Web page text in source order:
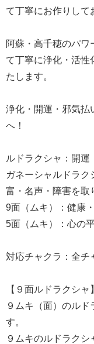
て丁寧にお作りして
阿蘇・高千穂のパワ
て丁寧に浄化・活性
たします。
浄化・開運・邪気払
へ！
ルドラクシャ：開運
ガネーシャルドラク
富・名声・障害を取
9面（ムキ）：健康
5面（ムキ）：心の
対応チャクラ：全チ
【９面ルドラクシャ】
９ムキ（面）のル
す。
９ムキのルドラク